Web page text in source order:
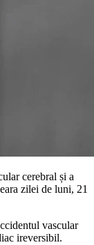
cerebral și a
zilei de luni, 21
vascular
ireversibil.